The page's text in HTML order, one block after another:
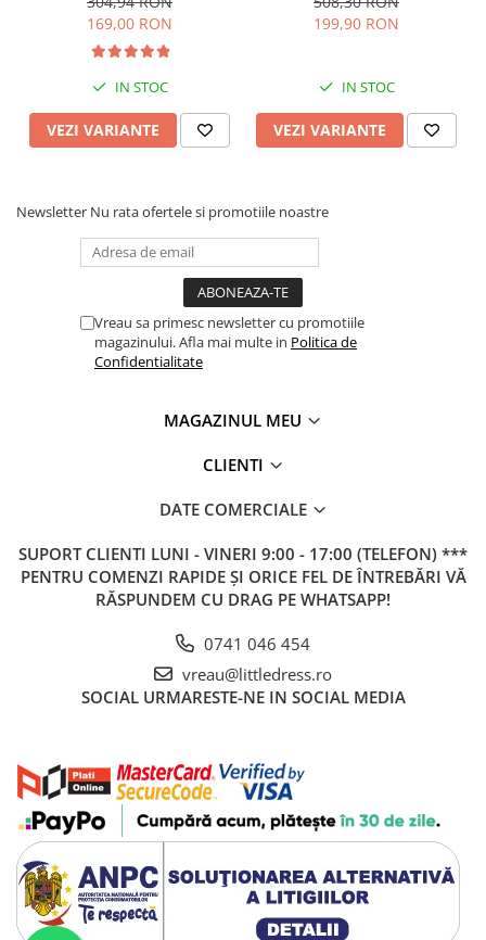
169,00 RON
IN STOC
VEZI VARIANTE
199,90 RON
IN STOC
VEZI VARIANTE
Newsletter Nu rata ofertele si promotiile noastre
Vreau sa primesc newsletter cu promotiile
magazinului. Afla mai multe in Politica de
Confidentialitate
MAGAZINUL MEU
CLIENTI
DATE COMERCIALE
SUPORT CLIENTI LUNI - VINERI 9:00 - 17:00 (TELEFON) ***
PENTRU COMENZI RAPIDE ȘI ORICE FEL DE ÎNTREBĂRI VĂ
RĂSPUNDEM CU DRAG PE WHATSAPP!
0741 046 454
vreau@littledress.ro
SOCIAL URMARESTE-NE IN SOCIAL MEDIA